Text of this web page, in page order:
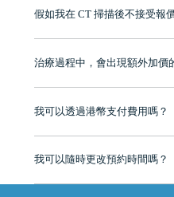
牌」、「2025香港企業領袖品牌
至今已服務超過三十個國家和地
市市民極高的口碑評價及信任推薦
有咨詢及服務保障中心，有任何
假如我在 CT 掃描後不接受報
治療過程中，會出現額外加價
我可以透過港幣支付費用嗎？
我可以隨時更改預約時間嗎？
可以，請盡早通過wechat或